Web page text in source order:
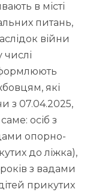
в місті
питань,
війни
числі
які
з 07.04.2025,
осіб з
опорно-
до ліжка),
з вадами
прикутих